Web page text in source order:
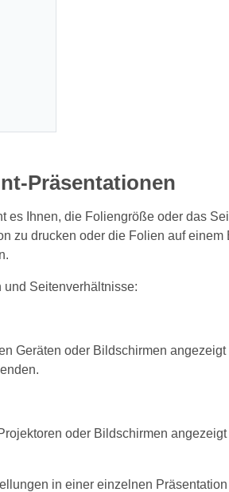
Präsentationen
es Ihnen, die Foliengröße oder das
zu drucken oder die Folien auf
Seitenverhältnisse:
Geräten oder Bildschirmen
oder Bildschirmen
in einer einzelnen